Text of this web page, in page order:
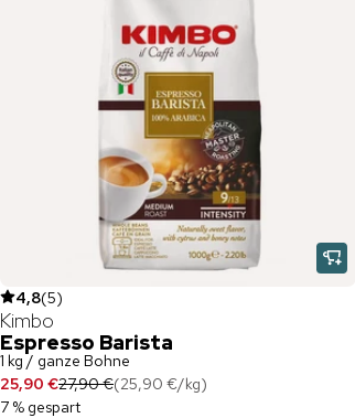
4,8(5)
Kimbo
Espresso Barista
1 kg / ganze Bohne
25,90 €27,90 €(25,90 €/kg)
7 % gespart